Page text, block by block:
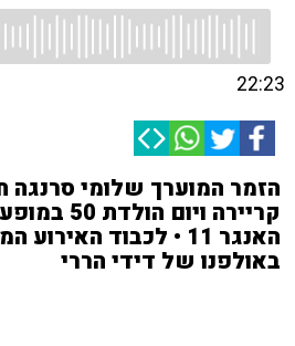
22:23
קריירה
האנגר 11 • לכבוד
באולפנו של דידי הררי